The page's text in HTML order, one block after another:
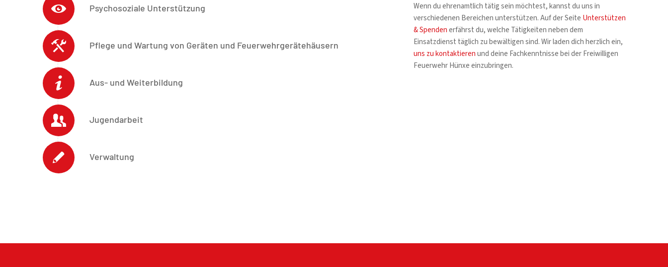
Psychosoziale Unterstützung
Pflege und Wartung von Geräten und Feuerwehrgerätehäusern
Aus- und Weiterbildung
Jugendarbeit
Verwaltung
Wenn du ehrenamtlich tätig sein möchtest, kannst du uns in
verschiedenen Bereichen unterstützen. Auf der Seite Unterstützen
& Spendenerfährst du, welche Tätigkeiten neben dem
Einsatzdienst täglich zu bewältigen sind. Wir laden dich herzlich ein,
uns zu kontaktierenund deine Fachkenntnisse bei der Freiwilligen
Feuerwehr Hünxe einzubringen.